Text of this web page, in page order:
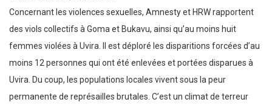
Concernant les violences sexuelles, Amnesty et HRW rapportent
des viols collectifs à Goma et Bukavu, ainsi qu’au moins huit
femmes violées à Uvira. Il est déploré les disparitions forcées d’au
moins 12 personnes qui ont été enlevées et portées disparues à
Uvira. Du coup, les populations locales vivent sous la peur
permanente de représailles brutales. C’est un climat de terreur